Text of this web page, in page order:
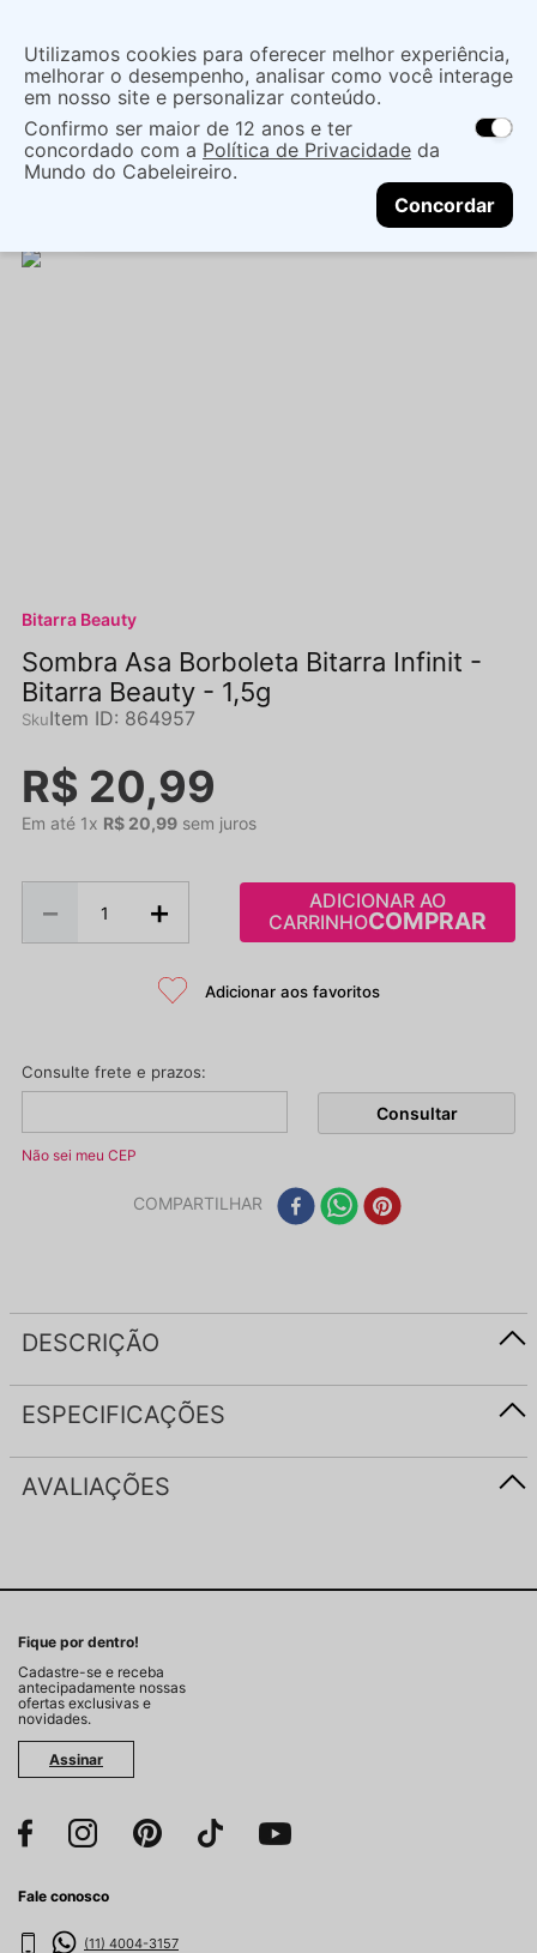
localização
As ofertas e opções de entrega variam de
acordo com a região.Não sei meu CEP
CONTINUAR
O que você procura?
Maquiagem Olho
Sombra E Pigmento
SOMBRA ASA BORBOLETA BITARRA INFINIT -
Bitarra Beauty
Sombra Asa Borboleta Bitarra Infinit -
Bitarra Beauty - 1,5g
Item ID: 864957
R$ 20,99
Em até 1x R$ 20,99 sem juros
＋
－
ADICIONAR AO
CARRINHO
Não sei meu CEP
COMPARTILHAR
DESCRIÇÃO
ESPECIFICAÇÕES
AVALIAÇÕES
Fique por dentro!
Cadastre-se e receba
antecipadamente nossas
ofertas exclusivas e
novidades.
Assinar
Fale conosco
(11) 4004-3157
Utilizamos cookies para oferecer melhor experiência,
melhorar o desempenho, analisar como você interage
em nosso site e personalizar conteúdo.
Confirmo ser maior de 12 anos e ter
concordado com a Política de Privacidade da
Mundo do Cabeleireiro.
Concordar